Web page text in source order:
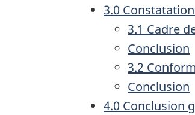
3.0
3.1 Cadre
Conclusion
3.2
Conclusion
4.0 Conclusion